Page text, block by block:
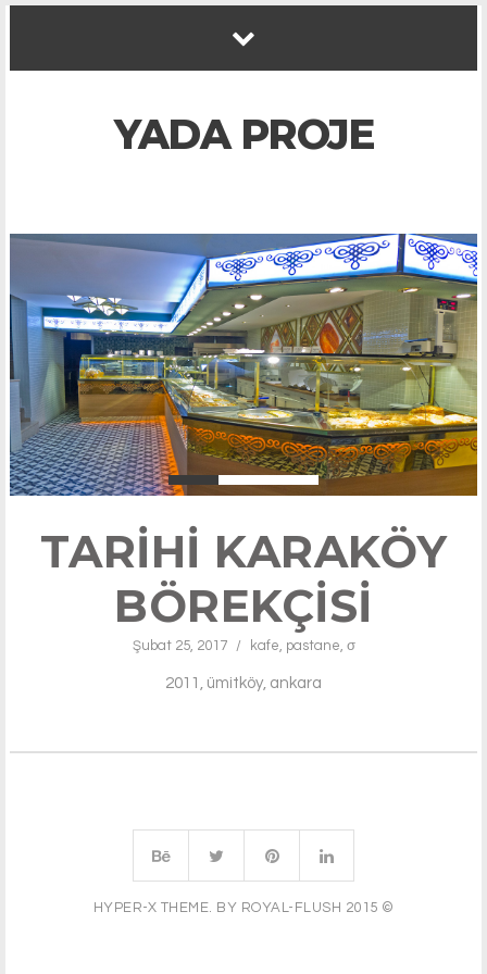
YADA PROJE
TARIHI KARAKÖY
BÖREKÇISI
Şubat 25, 2017 / kafe, pastane, σ
2011, ümitköy, ankara
HYPER-X THEME. BY ROYAL-FLUSH 2015 ©